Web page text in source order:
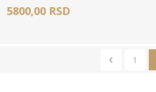
5800,00 RSD
1